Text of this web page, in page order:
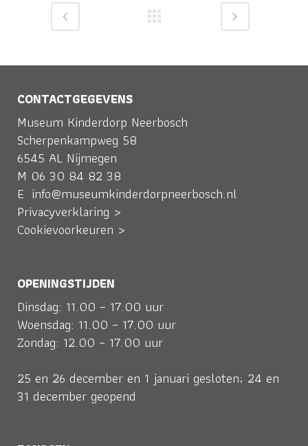
CONTACTGEGEVENS
Museum Kinderdorp Neerbosch
Scherpenkampweg 58
6545 AL Nijmegen
M 06 30 84 82 38
E info@museumkinderdorpneerbosch.nl
Privacyverklaring >
Cookievoorkeuren >
OPENINGSTIJDEN
Dinsdag: 11.00 – 17.00 uur
Woensdag: 11.00 – 17.00 uur
Zondag: 12.00 – 17.00 uur
25 en 26 december en 1 januari gesloten; 24 en
31 december geopend